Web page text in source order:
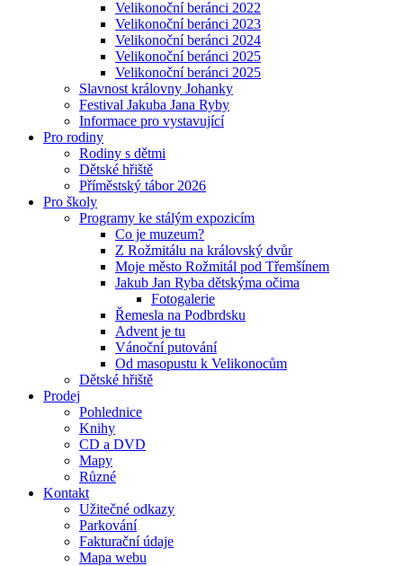
Velikonoční beránci 2022
Velikonoční beránci 2023
Velikonoční beránci 2024
Velikonoční beránci 2025
Velikonoční beránci 2025
Slavnost královny Johanky
Festival Jakuba Jana Ryby
Informace pro vystavující
Pro rodiny
Rodiny s dětmi
Dětské hřiště
Příměstský tábor 2026
Pro školy
Programy ke stálým expozicím
Co je muzeum?
Z Rožmitálu na královský dvůr
Moje město Rožmitál pod Třemšínem
Jakub Jan Ryba dětskýma očima
Fotogalerie
Řemesla na Podbrdsku
Advent je tu
Vánoční putování
Od masopustu k Velikonocům
Dětské hřiště
Prodej
Pohlednice
Knihy
CD a DVD
Mapy
Různé
Kontakt
Užitečné odkazy
Parkování
Fakturační údaje
Mapa webu